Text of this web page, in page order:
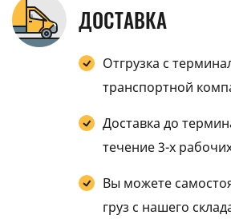
ДОСТАВКА
Отгрузка с
транспортной
Доставка до
течение 3-х
Вы можете
груз с нашего